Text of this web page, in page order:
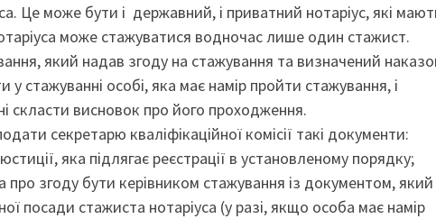
Це може бути і державний, і приватний нотаріус, які
може стажуватися водночас лише один стажист.
який надав згоду на стажування та визначений
стажуванні особі, яка має намір пройти стажування, і
скласти висновок про його проходження.
секретарю кваліфікаційної комісії такі документи:
яка підлягає реєстрації в установленому порядку;
про згоду бути керівником стажування із документом, який
посади стажиста нотаріуса (у разі, якщо особа має намір